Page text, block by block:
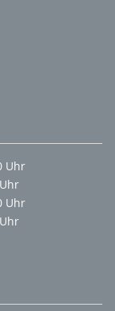
Uhr
Uhr